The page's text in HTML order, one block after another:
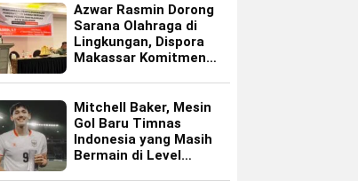
Azwar Rasmin Dorong
Sarana Olahraga di
Lingkungan, Dispora
Makassar Komitmen
Mitchell Baker, Mesin
Gol Baru Timnas
Indonesia yang Masih
Bermain di Level